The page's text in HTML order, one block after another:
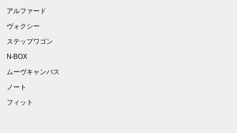
アルファード
ヴォクシー
ステップワゴン
N-BOX
ムーヴキャンバス
ノート
フィット